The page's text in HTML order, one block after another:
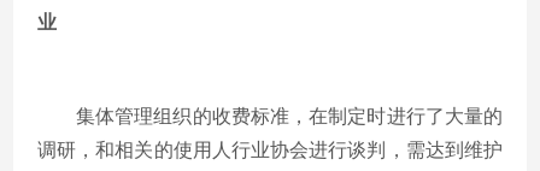
业
集体管理组织的收费标准，在制定时进行了大量的
调研，和相关的使用人行业协会进行谈判，需达到维护